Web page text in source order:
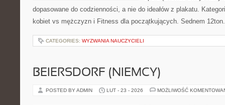
dopasowane do codzienności, a nie do ideałów z plakatu.
kobiet vs mężczyzn i Fitness dla początkujących. Sednem
CATEGORIES: WYZWANIA NAUCZYCIELI
BEIERSDORF (NIEMCY)
POSTED BY ADMIN LUT - 23 - 2026 MOŻLIWOŚĆ